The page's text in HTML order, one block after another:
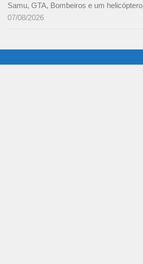
Samu, GTA, Bombeiros e um helicóptero
07/08/2026